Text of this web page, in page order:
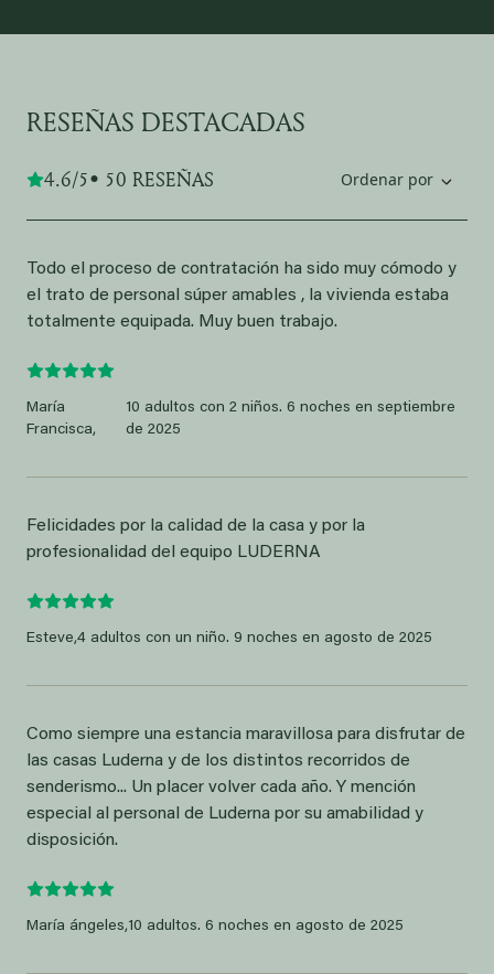
RESEÑAS DESTACADAS
4.6/5• 50 RESEÑAS Ordenar por
Todo el proceso de contratación ha sido muy cómodo y
el trato de personal súper amables , la vivienda estaba
totalmente equipada. Muy buen trabajo.
María
Francisca,
10 adultos con 2 niños. 6 noches en septiembre
de 2025
Felicidades por la calidad de la casa y por la
profesionalidad del equipo LUDERNA
Esteve,4 adultos con un niño. 9 noches en agosto de 2025
Como siempre una estancia maravillosa para disfrutar de
las casas Luderna y de los distintos recorridos de
senderismo... Un placer volver cada año. Y mención
especial al personal de Luderna por su amabilidad y
disposición.
María ángeles,10 adultos. 6 noches en agosto de 2025